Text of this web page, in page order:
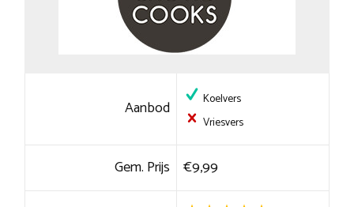
Aanbod
Koelvers
Vriesvers
Gem. Prijs €9,99